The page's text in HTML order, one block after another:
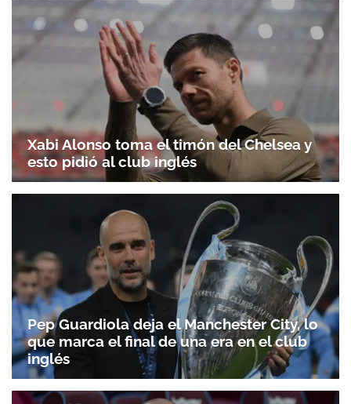
Xabi Alonso toma el timón del Chelsea y
esto pidió al club inglés
Pep Guardiola deja el Manchester City, lo
que marca el final de una era en el club
inglés